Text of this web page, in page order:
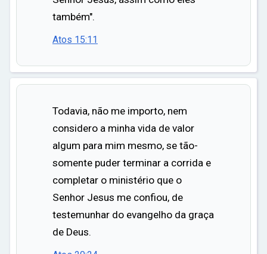
também".
Atos 15:11
Todavia, não me importo, nem
considero a minha vida de valor
algum para mim mesmo, se tão-
somente puder terminar a corrida e
completar o ministério que o
Senhor Jesus me confiou, de
testemunhar do evangelho da graça
de Deus.